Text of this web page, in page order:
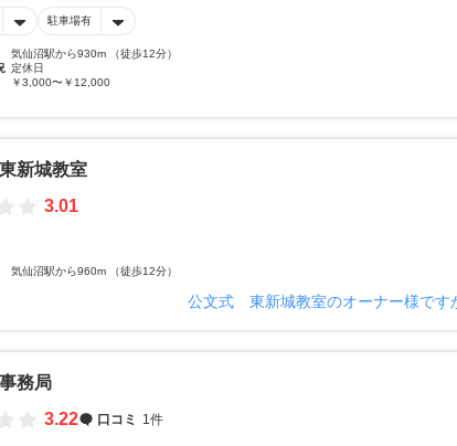
駐車場有
気仙沼駅から930m （徒歩12分）
定休日
￥3,000〜￥12,000
新城教室
3.01
気仙沼駅から960m （徒歩12分）
公文式 東新城教室のオーナー様です
務局
3.22
口コミ 1件